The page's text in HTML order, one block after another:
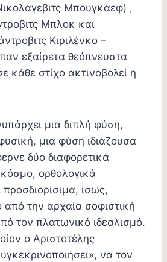
Μπουγκάεφ) ,
Μπλοκ και
Κιριλένκο –
εξαίρετα θεόπνευστα
κάθε στίχο ακτινοβολεί η
μια διπλή φύση,
μια φύση ιδιάζουσα
δύο διαφορετικά
ορθολογικά
ίσως,
την αρχαία σοφιστική
τον πλατωνικό ιδεαλισμό.
ο Αριστοτέλης
να τον